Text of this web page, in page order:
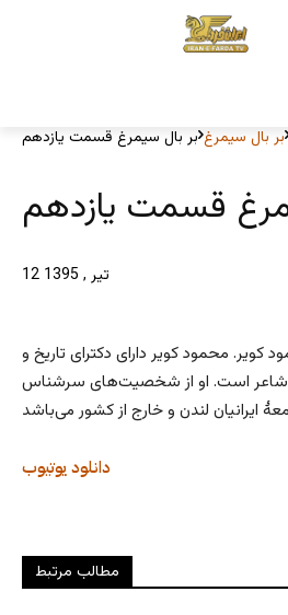
بر بال سیمرغ بر بال سیمرغ قسمت یازدهم
قسمت یازدهم
12 تیر , 1395
کویر. محمود کویر دارای دکترای تاریخ و
و شاعر است. او از شخصیت‌های سرشناس
یوتیوب دانلود
مطالب مرتبط